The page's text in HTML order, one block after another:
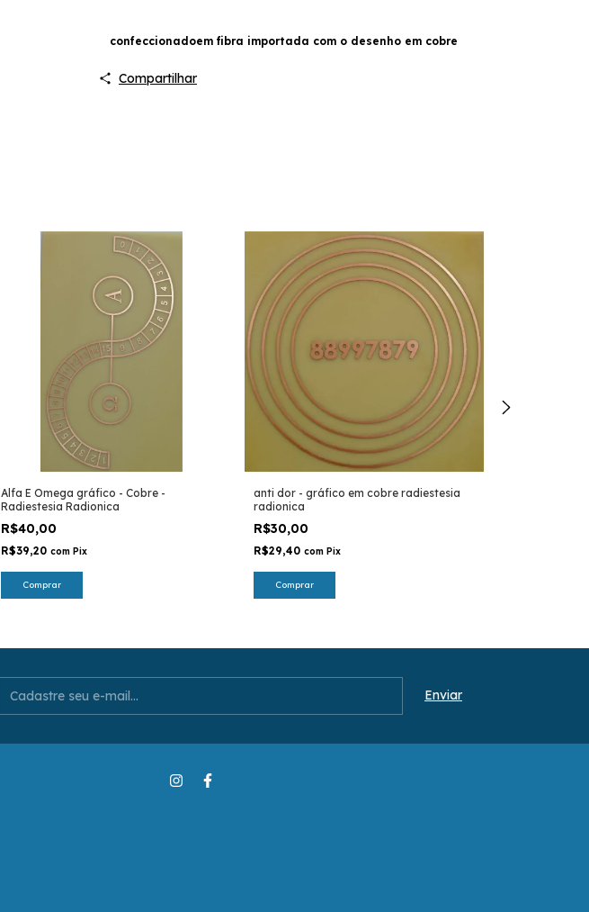
confeccionadoem fibra importada com o desenho em cobre
Compartilhar
Alfa E Omega gráfico - Cobre -
Radiestesia Radionica
R$40,00
R$39,20 com Pix
Comprar
anti dor - gráfico em cobre radiestesia
radionica
R$30,00
R$29,40 com Pix
Comprar